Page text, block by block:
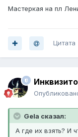
Мастеркая на пл
Цитата
Gela сказал:
А где их взять? И